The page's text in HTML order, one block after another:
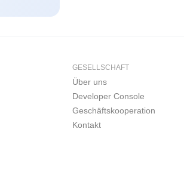
GESELLSCHAFT
Über uns
Developer Console
Geschäftskooperation
Kontakt